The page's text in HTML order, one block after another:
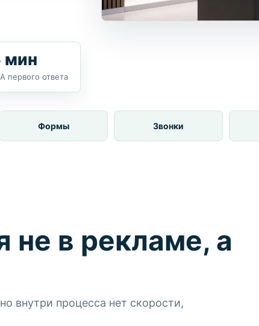
мин
первого ответа
Формы Звонки
не в рекламе, а
внутри процесса нет скорости,